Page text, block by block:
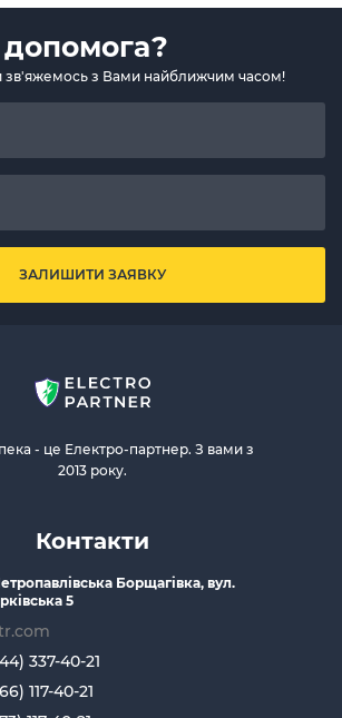
допомога?
зв'яжемось з Вами найближчим часом!
ЗАЛИШИТИ ЗАЯВКУ
- це Електро-партнер. З вами з
2013 року.
Контакти
Борщагівка, вул.
5
337-40-21
117-40-21